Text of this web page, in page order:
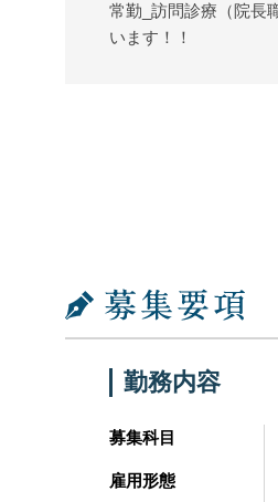
常勤_訪問診療（院長
います！！
勤務内容
募集科目
雇用形態